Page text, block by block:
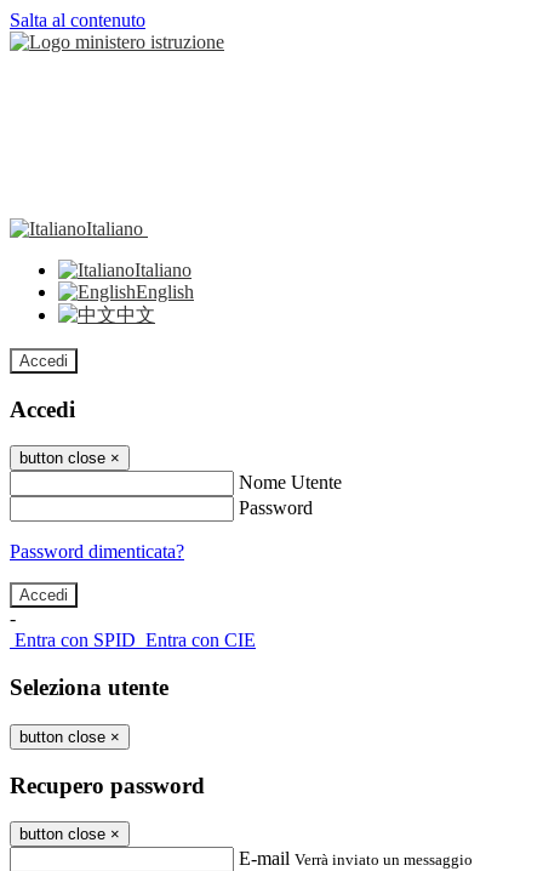
Salta al contenuto
Italiano
Italiano
English
中文
Accedi
Accedi
button close ×
Nome Utente
Password
Password dimenticata?
-
Entra con SPID Entra con CIE
Seleziona utente
button close ×
Recupero password
button close ×
E-mail Verrà inviato un messaggio